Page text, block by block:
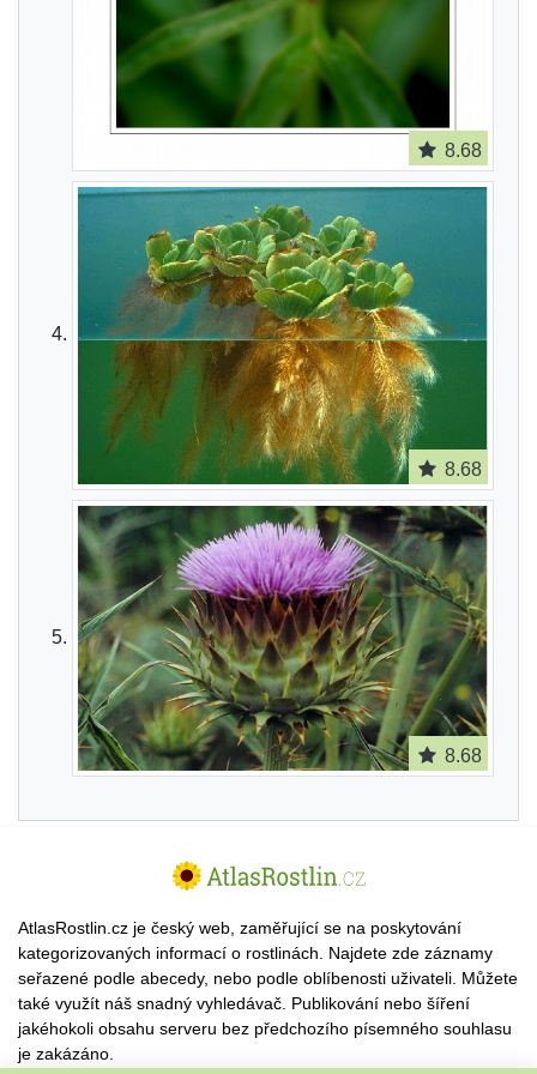
8.68
8.68
8.68
AtlasRostlin.cz je český web, zaměřující se na poskytování
kategorizovaných informací o rostlinách. Najdete zde záznamy
seřazené podle abecedy, nebo podle oblíbenosti uživateli. Můžete
také využít náš snadný vyhledávač. Publikování nebo šíření
jakéhokoli obsahu serveru bez předchozího písemného souhlasu
je zakázáno.